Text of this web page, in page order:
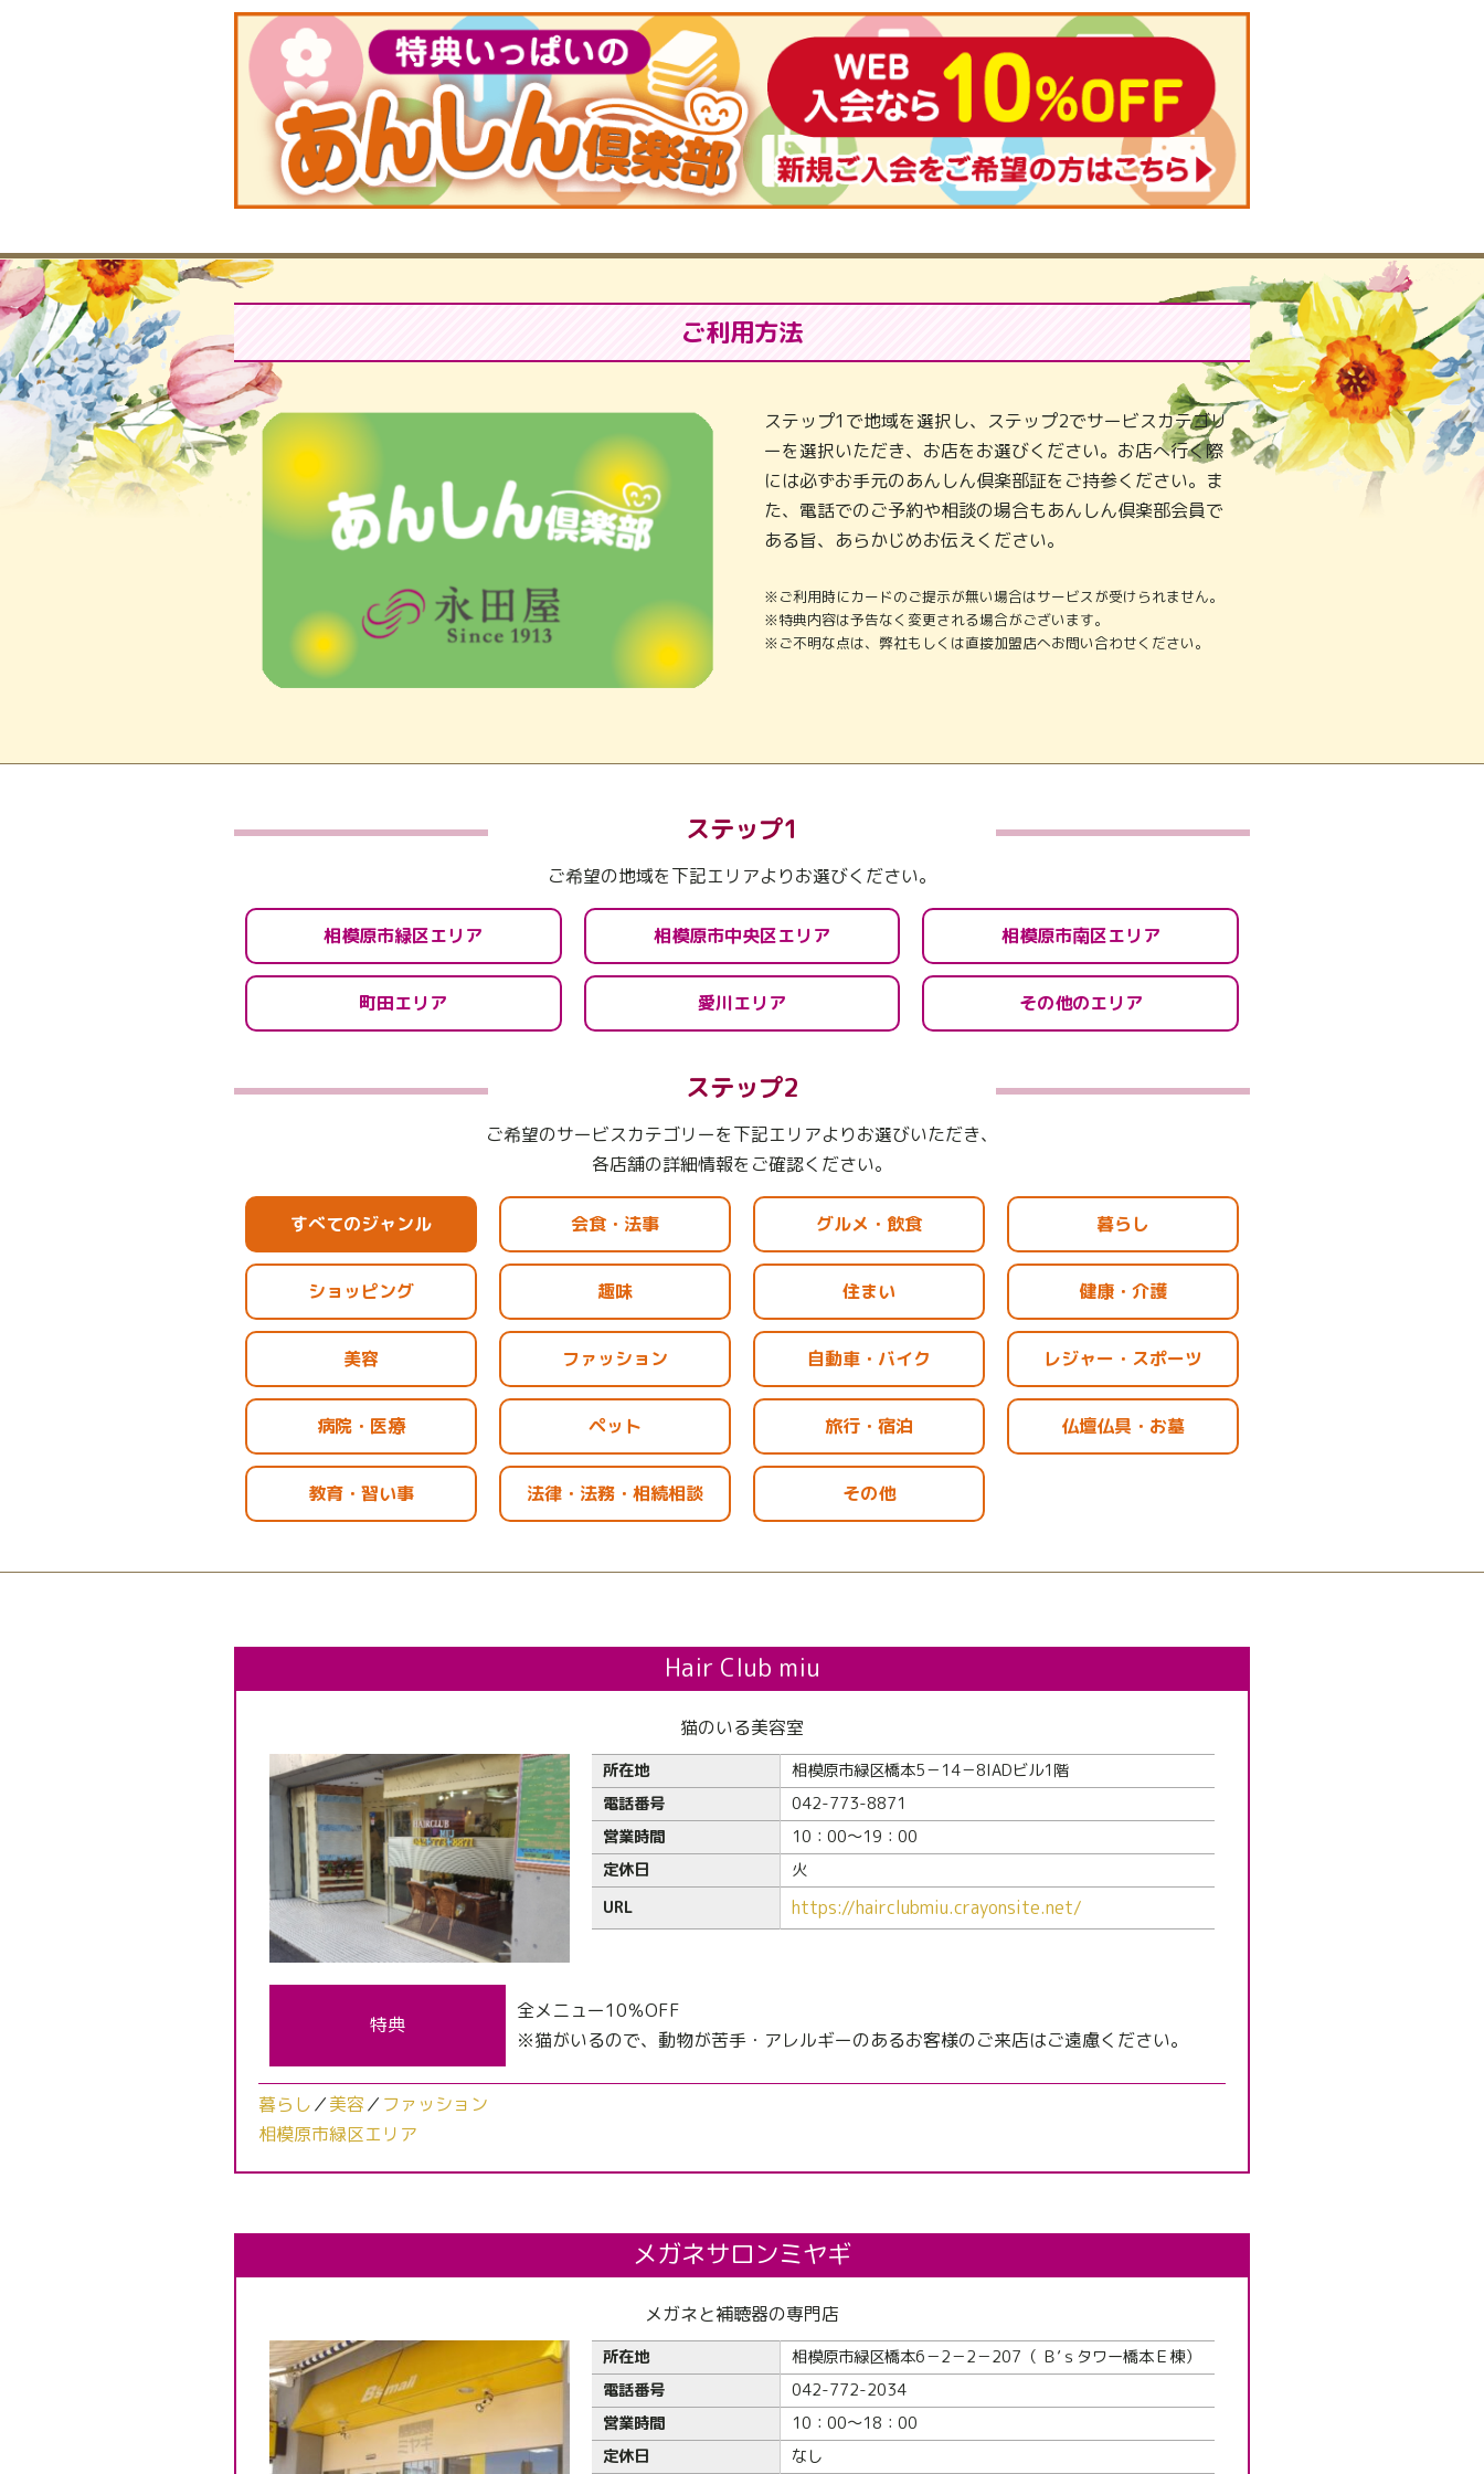
ご利用方法
ステップ1で地域を選択し、ステップ2でサービスカテゴリ
ーを選択いただき、お店をお選びください。お店へ行く際
には必ずお手元のあんしん倶楽部証をご持参ください。ま
た、電話でのご予約や相談の場合もあんしん倶楽部会員で
ある旨、あらかじめお伝えください。
※ご利用時にカードのご提示が無い場合はサービスが受けられません。
※特典内容は予告なく変更される場合がございます。
※ご不明な点は、弊社もしくは直接加盟店へお問い合わせください。
ステップ1
ご希望の地域を下記エリアよりお選びください。
相模原市緑区エリア 相模原市中央区エリア 相模原市南区エリア
町田エリア 愛川エリア その他のエリア
ステップ2
ご希望のサービスカテゴリーを下記エリアよりお選びいただき、
各店舗の詳細情報をご確認ください。
すべてのジャンル 会食・法事 グルメ・飲食 暮らし
ショッピング 趣味 住まい 健康・介護
美容 ファッション 自動車・バイク レジャー・スポーツ
病院・医療 ペット 旅行・宿泊 仏壇仏具・お墓
教育・習い事 法律・法務・相続相談 その他
Hair Club miu
猫のいる美容室
所在地
相模原市緑区橋本5－14－8IADビル1階
電話番号
042-773-8871
営業時間
10：00～19：00
定休日
火
URL
https://hairclubmiu.crayonsite.net/
特典
全メニュー10％OFF
※猫がいるので、動物が苦手・アレルギーのあるお客様のご来店はご遠慮ください。
暮らし／美容／ ファッション
相模原市緑区エリア
メガネサロンミヤギ
メガネと補聴器の専門店
所在地
相模原市緑区橋本6－2－2－207（ Ｂ’ｓタワー橋本Ｅ棟）
電話番号
042-772-2034
営業時間
10：00～18：00
定休日
なし